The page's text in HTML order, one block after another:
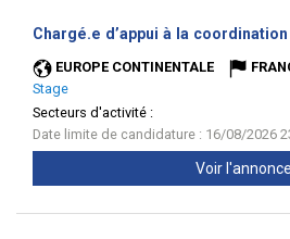
Chargé.e d’appui à la
EUROPE CONTINENTALE
Stage
Secteurs d'activité :
Date limite de candidature : 16/08/2026
Voir l'annonce